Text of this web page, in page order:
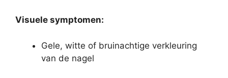
Visuele symptomen:
Gele, witte of bruinachtige verkleuring
van de nagel